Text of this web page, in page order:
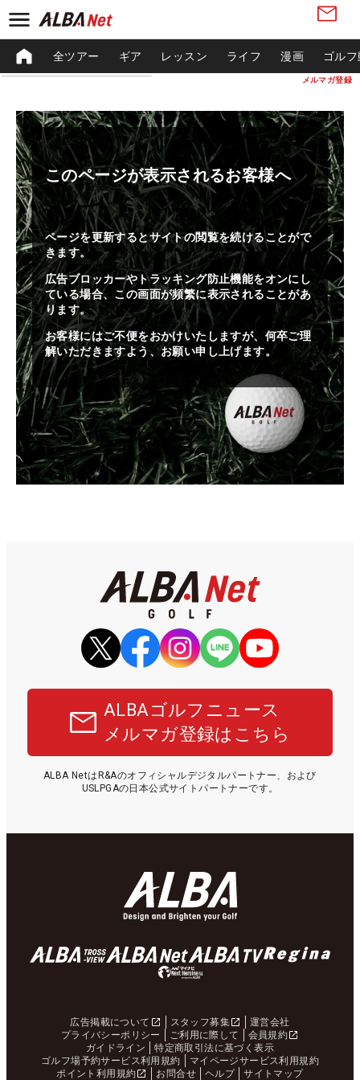
メルマガ登録
全ツアー ギア レッスン ライフ 漫画 ゴル
このページが表示されるお客様へ
ページを更新するとサイトの閲覧を続けることがで
きます。
広告ブロッカーやトラッキング防止機能をオンにし
ている場合、この画面が頻繁に表示されることがあ
ります。
お客様にはご不便をおかけいたしますが、何卒ご理
解いただきますよう、お願い申し上げます。
ALBAゴルフニュース
メルマガ登録はこちら
ALBA NetはR&Aのオフィシャルデジタルパートナー、および
USLPGAの日本公式サイトパートナーです。
広告掲載について スタッフ募集
運営会社
プライバシーポリシー
ご利用に際して
会員規約
ガイドライン
特定商取引法に基づく表示
ゴルフ場予約サービス利用規約
マイページサービス利用規約
ポイント利用規約
お問合せ ヘルプ サイトマップ